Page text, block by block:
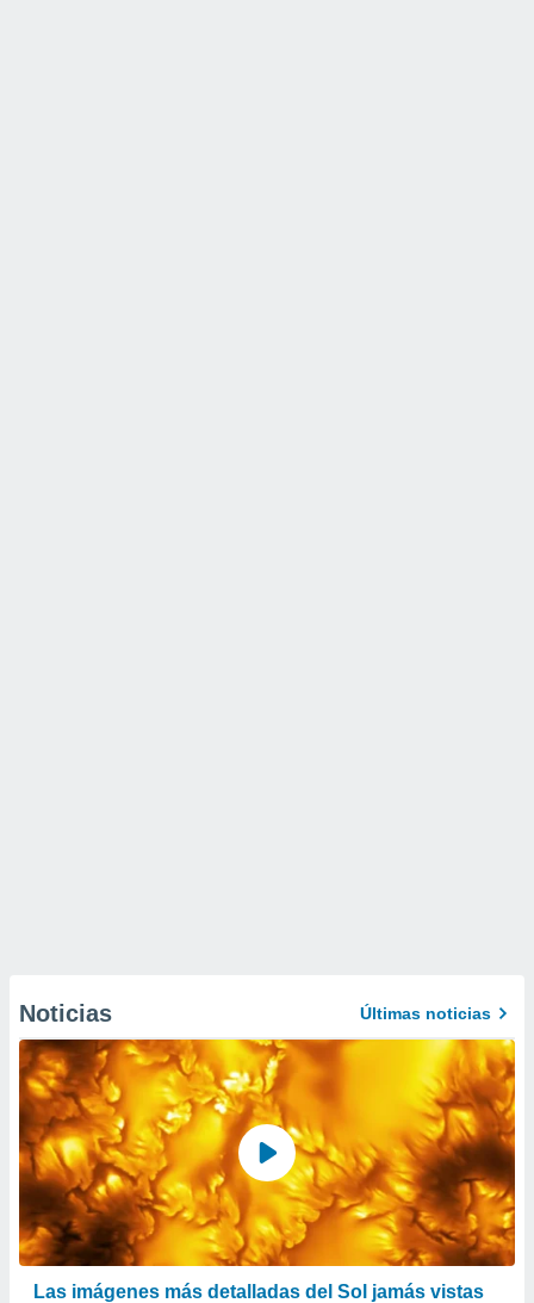
Noticias Últimas noticias
Las imágenes más detalladas del Sol jamás vistas